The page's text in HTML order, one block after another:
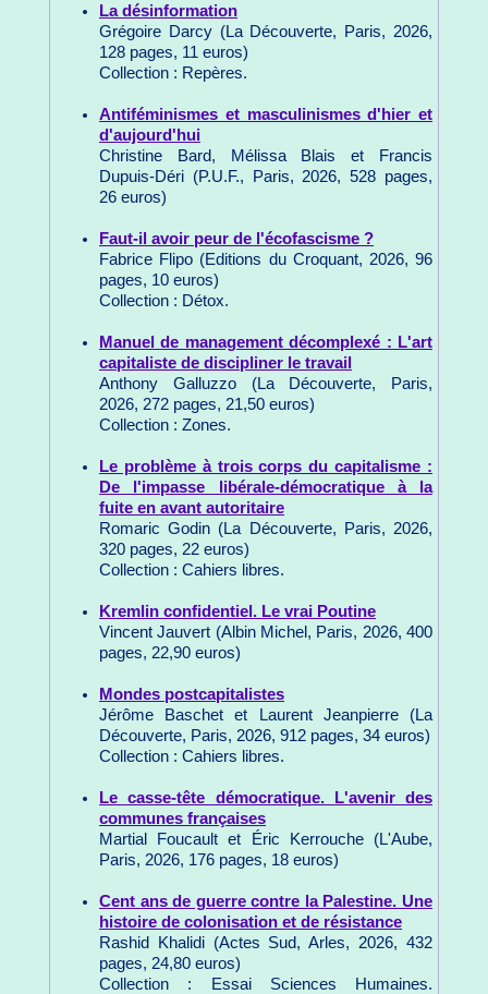
La désinformation
Grégoire Darcy (La Découverte, Paris, 2026,
128 pages, 11 euros)
Collection : Repères.
Antiféminismes et masculinismes d'hier et
d'aujourd'hui
Christine Bard, Mélissa Blais et Francis
Dupuis-Déri (P.U.F., Paris, 2026, 528 pages,
26 euros)
Faut-il avoir peur de l'écofascisme ?
Fabrice Flipo (Editions du Croquant, 2026, 96
pages, 10 euros)
Collection : Détox.
Manuel de management décomplexé : L'art
capitaliste de discipliner le travail
Anthony Galluzzo (La Découverte, Paris,
2026, 272 pages, 21,50 euros)
Collection : Zones.
Le problème à trois corps du capitalisme :
De l'impasse libérale-démocratique à la
fuite en avant autoritaire
Romaric Godin (La Découverte, Paris, 2026,
320 pages, 22 euros)
Collection : Cahiers libres.
Kremlin confidentiel. Le vrai Poutine
Vincent Jauvert (Albin Michel, Paris, 2026, 400
pages, 22,90 euros)
Mondes postcapitalistes
Jérôme Baschet et Laurent Jeanpierre (La
Découverte, Paris, 2026, 912 pages, 34 euros)
Collection : Cahiers libres.
Le casse-tête démocratique. L'avenir des
communes françaises
Martial Foucault et Éric Kerrouche (L'Aube,
Paris, 2026, 176 pages, 18 euros)
Cent ans de guerre contre la Palestine. Une
histoire de colonisation et de résistance
Rashid Khalidi (Actes Sud, Arles, 2026, 432
pages, 24,80 euros)
Collection : Essai Sciences Humaines.